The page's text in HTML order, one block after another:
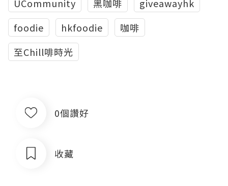
UCommunity
黑咖啡
giveawayhk
foodie
hkfoodie
咖啡
至Chill啡時光
0個讚好
收藏